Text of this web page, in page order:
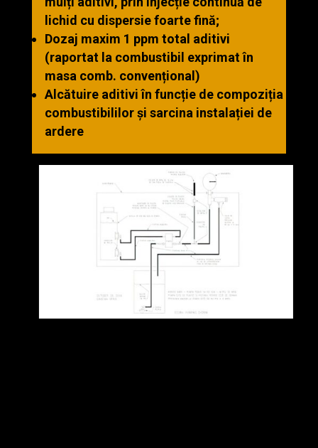
lichid cu dispersie foarte fină;
Dozaj maxim 1 ppm total aditivi
(raportat la combustibil exprimat în
masa comb. convențional)
Alcătuire aditivi în funcție de compoziția
combustibililor și sarcina instalației de
ardere